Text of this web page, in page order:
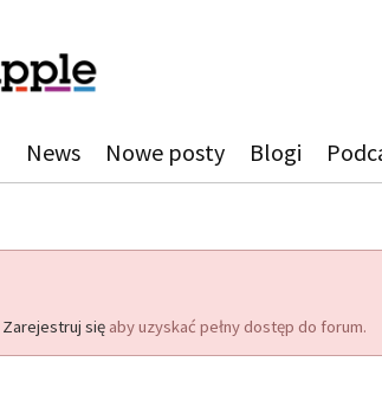
News Nowe posty Blogi
Zarejestruj się aby uzyskać pełny dostęp do forum.